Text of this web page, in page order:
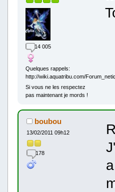
14 005
Quelques rappels:
http://wiki.aquatribu.com/
Si vous ne les respectez
pas maintenant je mords !
boubou
13/02/2011 09h12
178